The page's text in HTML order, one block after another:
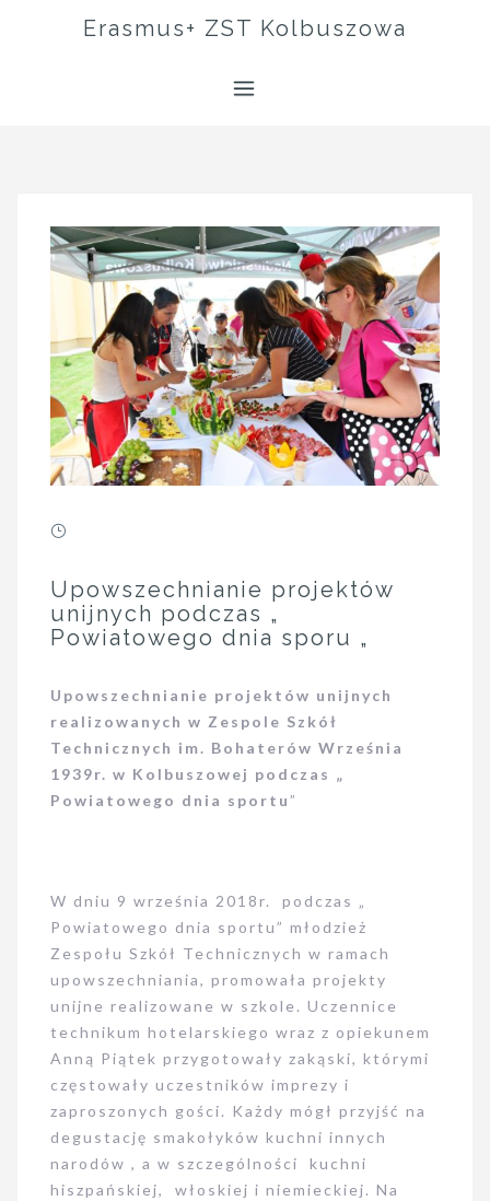
Erasmus+ ZST Kolbuszowa
Upowszechnianie projektów
unijnych podczas „
Powiatowego dnia sporu „
Upowszechnianie projektów unijnych
realizowanych w Zespole Szkół
Technicznych im. Bohaterów Września
1939r. w Kolbuszowej podczas „
Powiatowego dnia sportu”
W dniu 9 września 2018r. podczas „
Powiatowego dnia sportu” młodzież
Zespołu Szkół Technicznych w ramach
upowszechniania, promowała projekty
unijne realizowane w szkole. Uczennice
technikum hotelarskiego wraz z opiekunem
Anną Piątek przygotowały zakąski, którymi
częstowały uczestników imprezy i
zaproszonych gości. Każdy mógł przyjść na
degustację smakołyków kuchni innych
narodów , a w szczególności kuchni
hiszpańskiej, włoskiej i niemieckiej. Na